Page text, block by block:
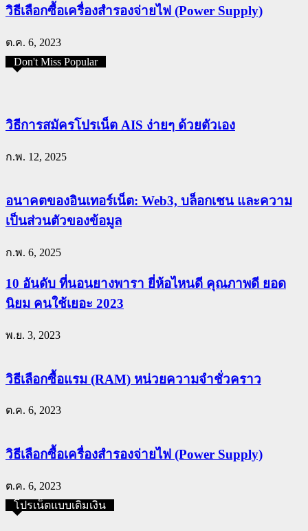
วิธีเลือกซื้อเครื่องสำรองจ่ายไฟ (Power Supply)
ต.ค. 6, 2023
Don't Miss Popular
วิธีการสมัครโปรเน็ต AIS ง่ายๆ ด้วยตัวเอง
ก.พ. 12, 2025
อนาคตของอินเทอร์เน็ต: Web3, บล็อกเชน และความ
เป็นส่วนตัวของข้อมูล
ก.พ. 6, 2025
10 อันดับ ที่นอนยางพารา ยี่ห้อไหนดี คุณภาพดี ยอด
นิยม คนใช้เยอะ 2023
พ.ย. 3, 2023
วิธีเลือกซื้อแรม (RAM) หน่วยความจำชั่วคราว
ต.ค. 6, 2023
วิธีเลือกซื้อเครื่องสำรองจ่ายไฟ (Power Supply)
ต.ค. 6, 2023
โปรเน็ตแบบเติมเงิน